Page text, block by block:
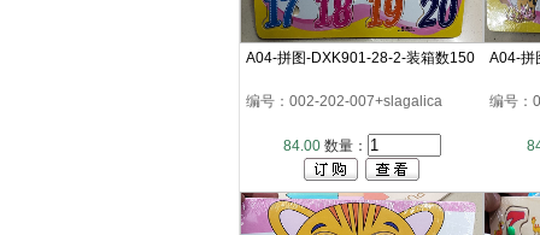
A04-拼图-DXK901-28-2-装箱数150
编号：002-202-007+slagalica
84.00数量：
A04-拼
编号：